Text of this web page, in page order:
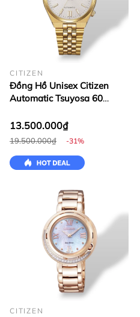
CITIZEN
Đồng Hồ Unisex Citizen
Automatic Tsuyosa 60
13.500.000₫
19.500.000₫ -31%
CITIZEN